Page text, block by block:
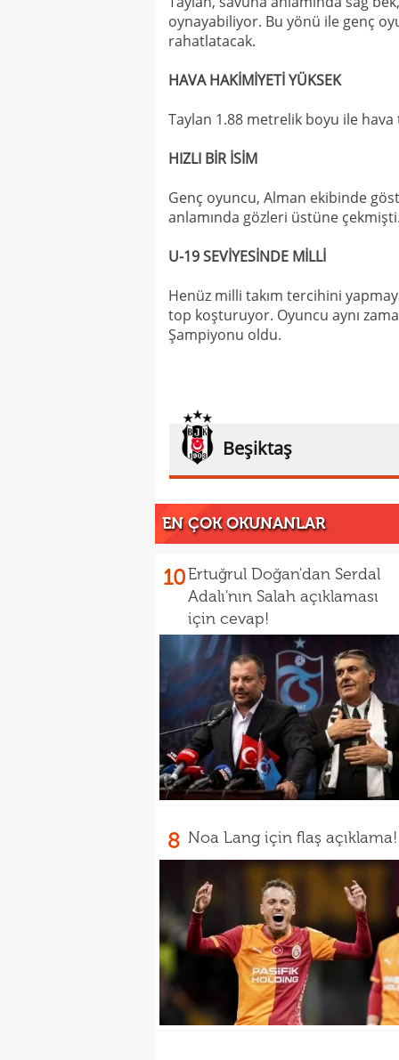
oynayabiliyor. Bu yönü ile genç
rahatlatacak.
HAVA HAKİMİYETİ YÜKSEK
Taylan 1.88 metrelik boyu ile
HIZLI BİR İSİM
Genç oyuncu, Alman ekibinde
anlamında gözleri üstüne çekmişti.
U-19 SEVİYESİNDE MİLLİ
Henüz milli takım tercihini
top koşturuyor. Oyuncu aynı
Şampiyonu oldu.
Beşiktaş
EN ÇOK OKUNANLAR
10Ertuğrul Doğan'dan Serdal
Adalı'nın Salah açıklaması
için cevap!
8 Noa Lang için flaş açıklama!